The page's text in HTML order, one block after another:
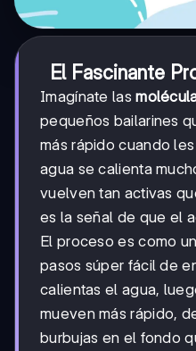
El Fascinante
Imagínate las
pequeños bailarines
más rápido cuando
agua se calienta
vuelven tan activas
es la señal de que el
El proceso es como
pasos súper fácil de
calientas el agua,
mueven más rápido,
burbujas en el fondo